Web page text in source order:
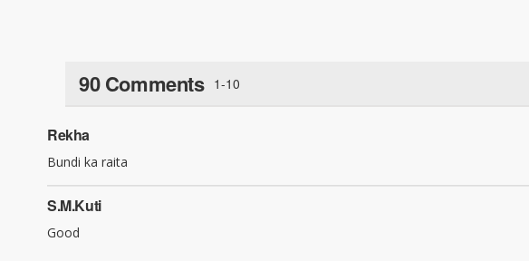
90 Comments 1-10
Rekha
Bundi ka raita
S.m.kuti
Good